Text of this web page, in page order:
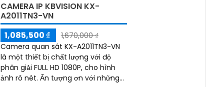
CAMERA IP KBVISION KX-
A2011TN3-VN
1,085,500 ₫
1,670,000 ₫
Camera quan sát KX-A2011TN3-VN
là một thiết bị chất lượng với độ
phân giải FULL HD 1080P, cho hình
ảnh rõ nét. Ấn tượng ơn với những